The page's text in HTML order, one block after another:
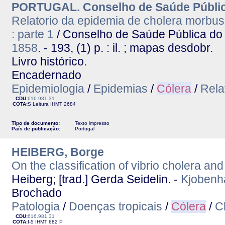
PORTUGAL. Conselho de Saúde
Relatorio da epidemia de cholera
: parte 1 / Conselho de Saúde Pública
1858. - 193, (1) p. : il. ; mapas desdobr.
Livro histórico.
Encadernado
Epidemiologia / Epidemias / Cólera /
CDU:616.981.31
COTA:S Leitura IHMT 2684
Tipo de documento:
Texto impresso
País de publicação:
Portugal
HEIBERG, Borge
On the classification of vibrio cholera
Heiberg; [trad.] Gerda Seidelin. -
Brochado
Patologia / Doenças tropicais / Cólera /
CDU:616.981.31
COTA:I-5 IHMT 682 P